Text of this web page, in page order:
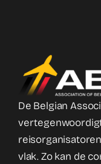
De Belgian
vlak. Zo kan de